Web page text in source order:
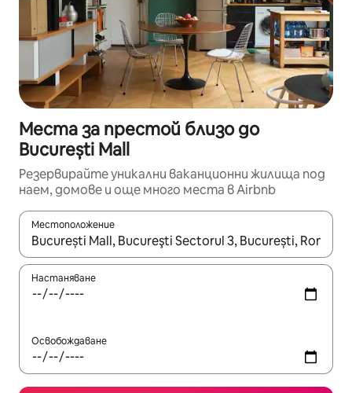
Места за престой близо до
București Mall
Резервирайте уникални ваканционни жилища под
наем, домове и още много места в Airbnb
Местоположение
Когато резултатите се покажат, използвайте
Настаняване
Освобождаване